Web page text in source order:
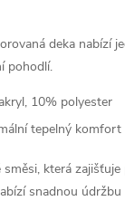
deka nabízí
pohodlí.
10% polyester
tepelný komfort
která
snadnou